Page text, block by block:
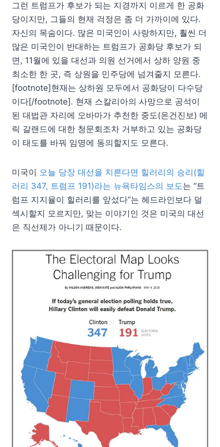
그런 트럼프가 후보가 되는 지경까지 이르게 한 공화
당이지만, 그들의 현재 걱정은 좀 더 가까이에 있다.
자신의 목숨이다. 많은 미국인이 사랑하지만, 훨씬 더
많은 미국인이 반대하는 트럼프가 공화당 후보가 되
면, 11월에 있을 대선과 의원 선거에서 상하 양원 중
최소한 한 곳, 즉 상원을 민주당에 넘겨줄지 모른다.
[footnote]현재는 상하원 모두에서 공화당이 다수당
이다[/footnote]. 현재 스칼리아의 사망으로 공석이
된 대법관 자리에 오바마가 추천한 중도(온건진보) 메
릭 갈랜드에 대한 청문회조차 거부하고 있는 공화당
이 태도를 바꿔 임명에 동의할지도 모른다.
미국이 오늘 당장 대선을 치른다면 힐러리의 승리(힐
러리 347, 트럼프 191)라는 뉴욕타임스의 보도는 “트
럼프 지지율이 힐러리를 앞섰다”는 헤드라인보다 덜
섹시할지 모르지만, 맞는 이야기인 것은 미국의 대선
은 직선제가 아니기 때문이다.